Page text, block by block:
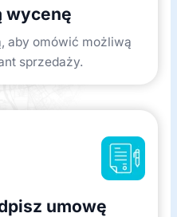
wycenę
aby omówić możliwą
sprzedaży.
umowę